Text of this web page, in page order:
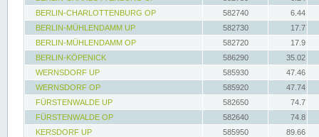
BERLIN-CHARLOTTENBURG OP
582740
6.44
BERLIN-MÜHLENDAMM UP
582730
17.7
BERLIN-MÜHLENDAMM OP
582720
17.9
BERLIN-KÖPENICK
586290
35.02
WERNSDORF UP
585930
47.46
WERNSDORF OP
585920
47.74
FÜRSTENWALDE UP
582650
74.7
FÜRSTENWALDE OP
582640
74.8
KERSDORF UP
585950
89.66